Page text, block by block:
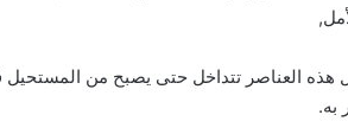
هذه العناصر تتداخل حتى يصبح من المستحيل
به.